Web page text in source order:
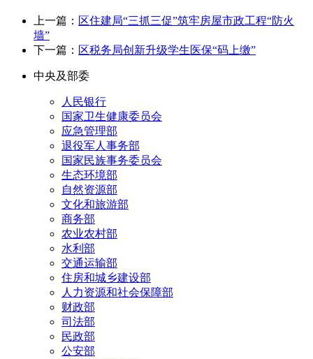
上一篇： 区住建局“三抓三促”筑牢房屋市政工程“防火
墙”
下一篇： 区税务局创新升级学生医保“码上缴”
中央及部委
人民银行
国家卫生健康委员会
应急管理部
退役军人事务部
国家民族事务委员会
生态环境部
自然资源部
文化和旅游部
商务部
农业农村部
水利部
交通运输部
住房和城乡建设部
人力资源和社会保障部
财政部
司法部
民政部
公安部